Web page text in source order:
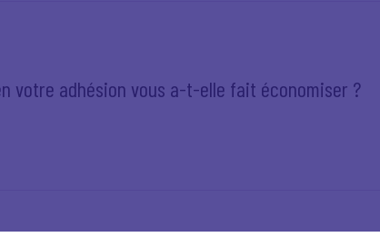
votre adhésion vous a-t-elle fait économiser ?